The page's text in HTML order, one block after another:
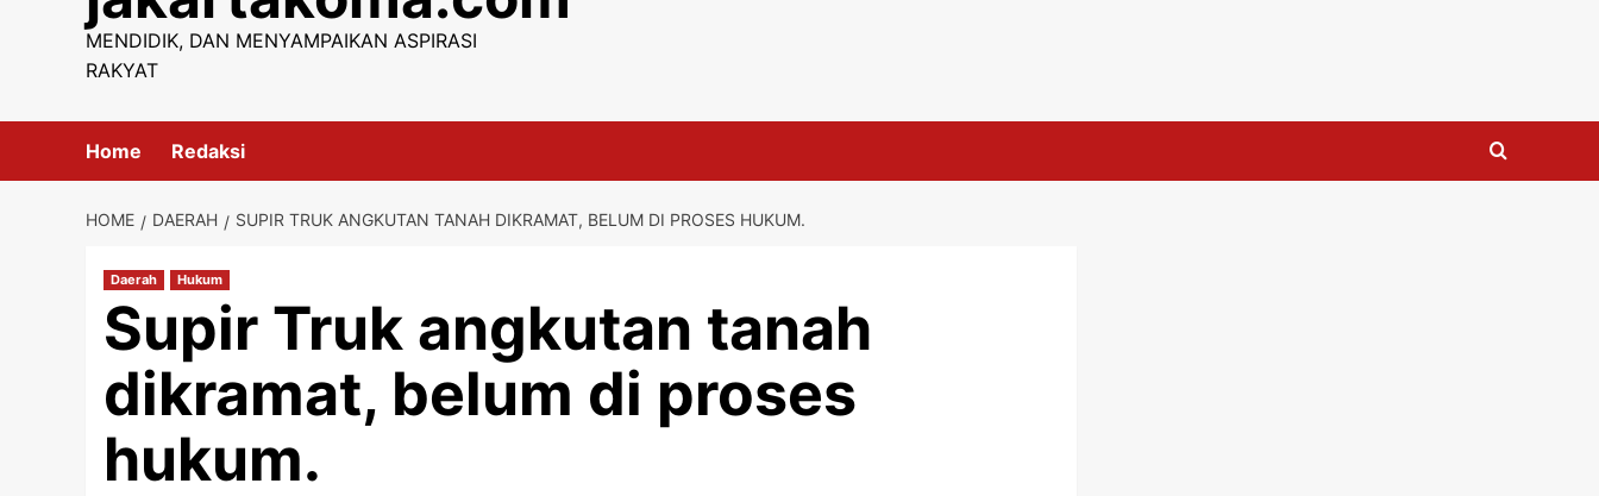
MENDIDIK, DAN MENYAMPAIKAN ASPIRASI
RAKYAT
Home Redaksi
HOME DAERAH SUPIR TRUK ANGKUTAN TANAH DIKRAMAT, BELUM DI PROSES HUKUM.
Daerah Hukum
Supir Truk angkutan tanah
dikramat, belum di proses
hukum.